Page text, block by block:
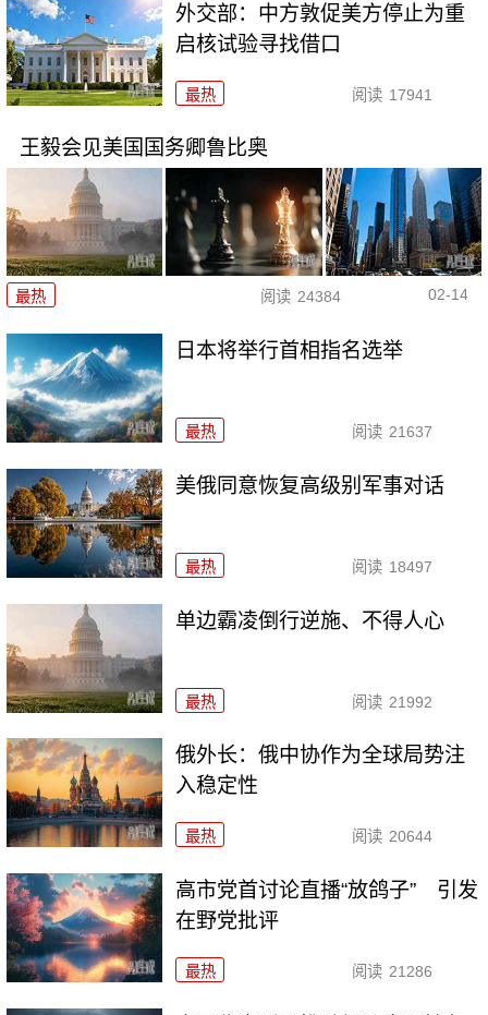
外交部：中方敦促美方停止为重
启核试验寻找借口
最热 阅读 17941
王毅会见美国国务卿鲁比奥
最热 阅读 24384 02-14
日本将举行首相指名选举
最热 阅读 21637
美俄同意恢复高级别军事对话
最热 阅读 18497
单边霸凌倒行逆施、不得人心
最热 阅读 21992
俄外长：俄中协作为全球局势注
入稳定性
最热 阅读 20644
高市党首讨论直播“放鸽子” 引发
在野党批评
最热 阅读 21286